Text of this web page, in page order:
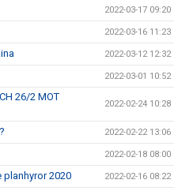
2022-03-17 09:20
2022-03-16 11:23
2022-03-12 12:32
2022-03-01 10:52
26/2 MOT
2022-02-24 10:28
2022-02-22 13:06
2022-02-18 08:00
2020 2022-02-16 08:22